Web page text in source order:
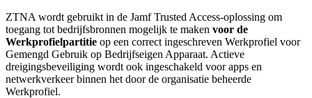
ZTNA wordt gebruikt in de Jamf Trusted Access-oplossing om
toegang tot bedrijfsbronnen mogelijk te maken voor de
Werkprofielpartitie op een correct ingeschreven Werkprofiel voor
Gemengd Gebruik op Bedrijfseigen Apparaat. Actieve
dreigingsbeveiliging wordt ook ingeschakeld voor apps en
netwerkverkeer binnen het door de organisatie beheerde
Werkprofiel.